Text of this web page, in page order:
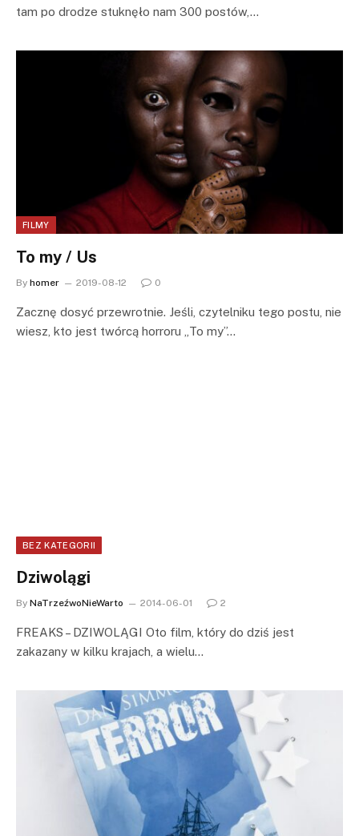
tam po drodze stuknęło nam 300 postów,…
FILMY
To my / Us
By homer 2019-08-12 0
Zacznę dosyć przewrotnie. Jeśli, czytelniku tego postu, nie
wiesz, kto jest twórcą horroru „To my”…
BEZ KATEGORII
Dziwolągi
By NaTrzeźwoNieWarto 2014-06-01 2
FREAKS – DZIWOLĄGI Oto film, który do dziś jest
zakazany w kilku krajach, a wielu…